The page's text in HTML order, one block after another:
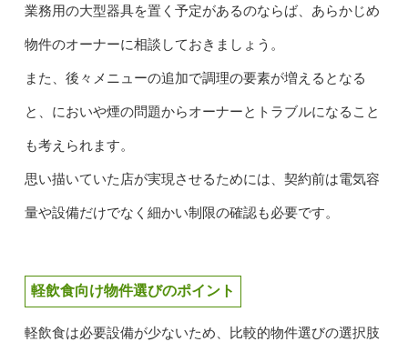
業務用の大型器具を置く予定があるのならば、あらかじめ
物件のオーナーに相談しておきましょう。
また、後々メニューの追加で調理の要素が増えるとなる
と、においや煙の問題からオーナーとトラブルになること
も考えられます。
思い描いていた店が実現させるためには、契約前は電気容
量や設備だけでなく細かい制限の確認も必要です。
軽飲食向け物件選びのポイント
軽飲食は必要設備が少ないため、比較的物件選びの選択肢